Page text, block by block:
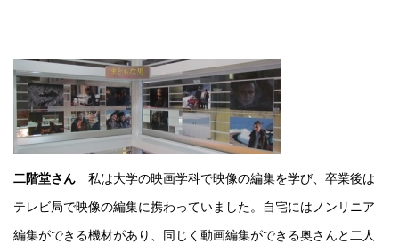
二階堂さん 私は大学の映画学科で映像の編集を学び、卒業後は
テレビ局で映像の編集に携わっていました。自宅にはノンリニア
編集ができる機材があり、同じく動画編集ができる奥さんと二人